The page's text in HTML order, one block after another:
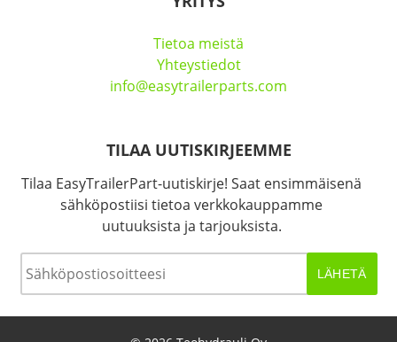
Tietoa meistä
Yhteystiedot
info@easytrailerparts.com
TILAA UUTISKIRJEEMME
Tilaa EasyTrailerPart-uutiskirje! Saat ensimmäisenä
sähköpostiisi tietoa verkkokauppamme
uutuuksista ja tarjouksista.